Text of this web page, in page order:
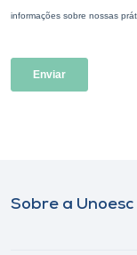
Sobre a Unoesc